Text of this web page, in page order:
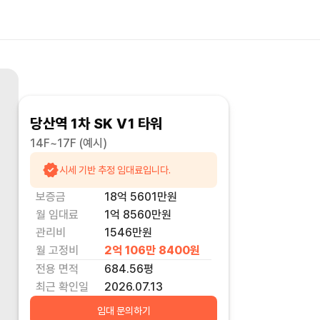
당산역 1차 SK V1 타워
14F~17F (예시)
시세 기반 추정 임대료입니다.
보증금 18억 5601만원
월 임대료
1억 8560만원
관리비
1546만원
월 고정비
2억 106만 8400원
전용 면적
684.56평
최근 확인일
2026.07.13
임대 문의하기